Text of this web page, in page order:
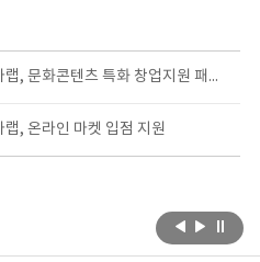
충북콘텐츠코리아랩, 문화콘텐츠 특화 창업지원 패키지 참여 예비창업자 모집
, 온라인 마켓 입점 지원